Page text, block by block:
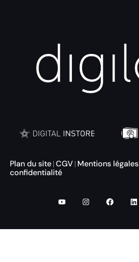
Plan du site CGV Mentions légales
confidentialité